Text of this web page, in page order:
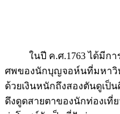
ในปี ค.ศ.1763 ได้มีการ
ศพของนักบุญจอห์นที่มหาวิ
ด้วยเงินหนักถึงสองตันดูเป็
ดึงดูดสายตาของนักท่องเที่